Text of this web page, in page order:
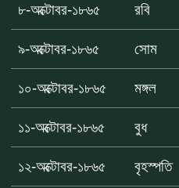
৮-অক্টোবর-১৮৬৫ রবি
৯-অক্টোবর-১৮৬৫ সোম
১০-অক্টোবর-১৮৬৫ মঙ্গল
১১-অক্টোবর-১৮৬৫ বুধ
১২-অক্টোবর-১৮৬৫ বৃহস্পতি